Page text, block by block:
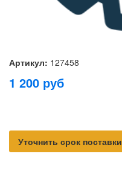
Артикул: 127458
1 200 руб
Уточнить срок поставки